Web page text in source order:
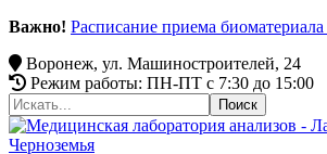
Важно! Расписание приема биоматериала
Воронеж, ул. Машиностроителей, 24
Режим работы: ПН-ПТ c 7:30 до 15:00